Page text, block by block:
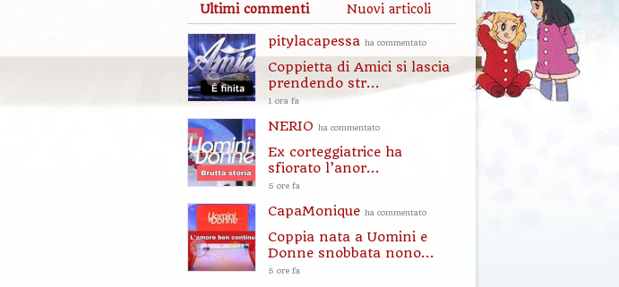
Ultimi commenti Nuovi articoli
pitylacapessa ha commentato
Coppietta di Amici si lascia
prendendo str...
1 ora fa
NERIO ha commentato
Ex corteggiatrice ha
sfiorato l’anor...
5 ore fa
CapaMonique ha commentato
Coppia nata a Uomini e
Donne snobbata nono...
5 ore fa